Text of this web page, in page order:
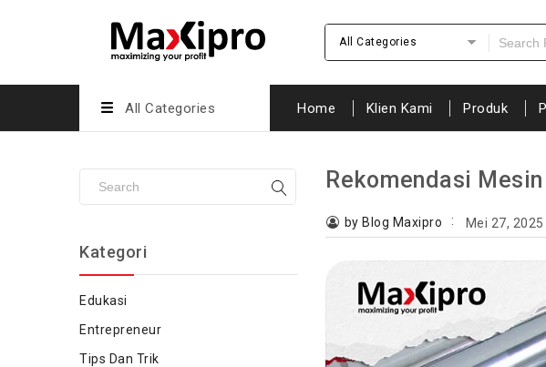
All Categories
All Categories Home Klien Kami Produk
Rekomendasi
by Blog Maxipro Mei 27, 2025
Kategori
Edukasi
Entrepreneur
Tips Dan Trik